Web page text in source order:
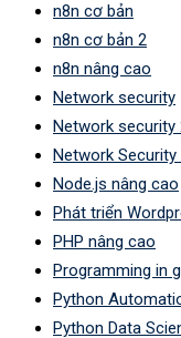
n8n cơ bản
n8n cơ bản 2
n8n nâng cao
Network security
Network security
Network Security
Node.js nâng cao
Phát triển
PHP nâng cao
Programming in
Python
Python Data